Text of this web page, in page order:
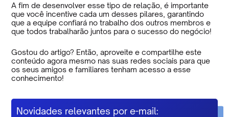
A fim de desenvolver esse tipo de relação, é importante
que você incentive cada um desses pilares, garantindo
que a equipe confiará no trabalho dos outros membros e
que todos trabalharão juntos para o sucesso do negócio!
Gostou do artigo? Então, aproveite e compartilhe este
conteúdo agora mesmo nas suas redes sociais para que
os seus amigos e familiares tenham acesso a esse
conhecimento!
Novidades relevantes por e-mail: